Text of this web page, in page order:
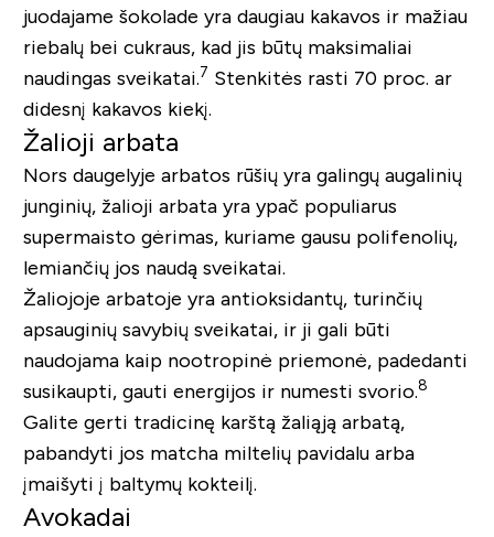
juodajame šokolade yra daugiau kakavos ir mažiau
riebalų bei cukraus, kad jis būtų maksimaliai
naudingas sveikatai.7 Stenkitės rasti 70 proc. ar
didesnį kakavos kiekį.
Žalioji arbata
Nors daugelyje arbatos rūšių yra galingų augalinių
junginių, žalioji arbata yra ypač populiarus
supermaisto gėrimas, kuriame gausu polifenolių,
lemiančių jos naudą sveikatai.
Žaliojoje arbatoje yra antioksidantų, turinčių
apsauginių savybių sveikatai, ir ji gali būti
naudojama kaip nootropinė priemonė, padedanti
susikaupti, gauti energijos ir numesti svorio.8
Galite gerti tradicinę karštą žaliąją arbatą,
pabandyti jos matcha miltelių pavidalu arba
įmaišyti į baltymų kokteilį.
Avokadai